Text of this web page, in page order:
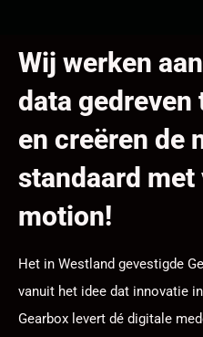
Wij werken
data
en creëren de
standaard met
motion!
Het in Westland gevestigde
vanuit het idee dat innovatie
Gearbox levert dé digitale